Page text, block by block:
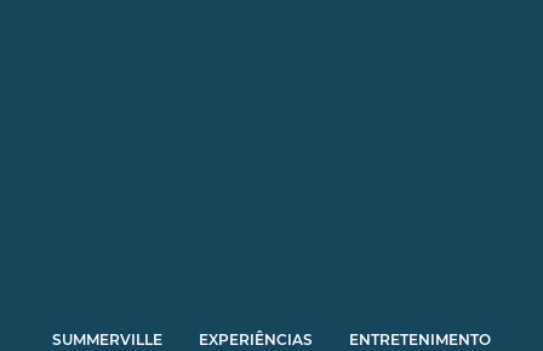
SUMMERVILLE EXPERIÊNCIAS ENTRETENIMENTO